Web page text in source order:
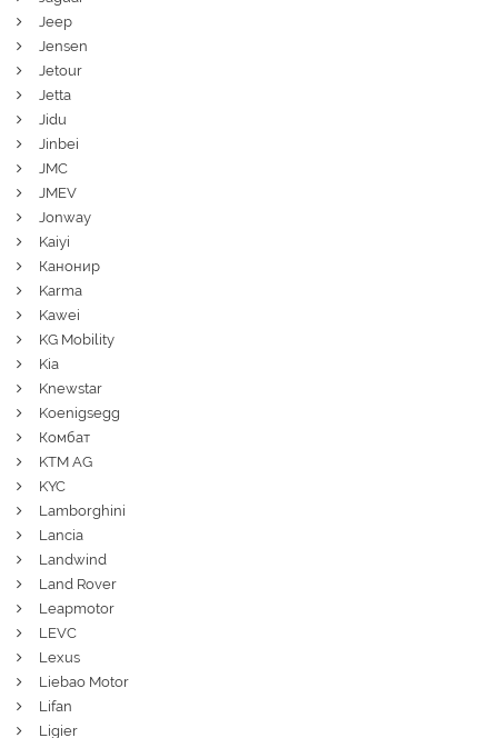
Jeep
Jensen
Jetour
Jetta
Jidu
Jinbei
JMC
JMEV
Jonway
Kaiyi
Канонир
Karma
Kawei
KG Mobility
Kia
Knewstar
Koenigsegg
Комбат
KTM AG
KYC
Lamborghini
Lancia
Landwind
Land Rover
Leapmotor
LEVC
Lexus
Liebao Motor
Lifan
Ligier